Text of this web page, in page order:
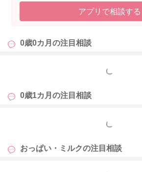
アプリで相談する
0歳0カ月の注目相談
もっと見る
0歳1カ月の注目相談
もっと見る
おっぱい・ミルクの注目相談